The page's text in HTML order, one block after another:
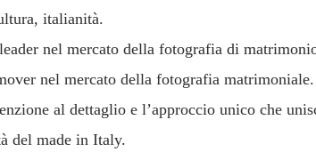
italianità.
nel mercato della fotografia di
nel mercato della fotografia matrimoniale.
al dettaglio e l’approccio unico che
del made in Italy.